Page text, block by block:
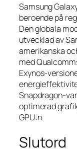
Samsung
beroende på
Den globala
utvecklad av
amerikanska
med
Exynos-
Snapdragon-
optimerad
GPU:n.
Slutord